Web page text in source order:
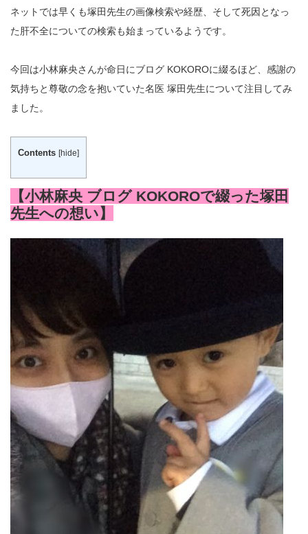
ネットでは早くも塚田先生の画像検索や経歴、そして死因となっ
た肝不全についての検索も始まっているようです。
今回は小林麻央さんが命日にブログ KOKOROに綴るほど、感謝の
気持ちと尊敬の念を抱いていた名医 塚田先生について注目してみ
ました。
Contents [hide]
【小林麻央 ブログ KOKOROで綴った塚田
先生への想い】